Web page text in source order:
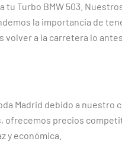
Turbo BMW 503.
la importancia de
a la carretera lo
Madrid debido a
precios
y económica.